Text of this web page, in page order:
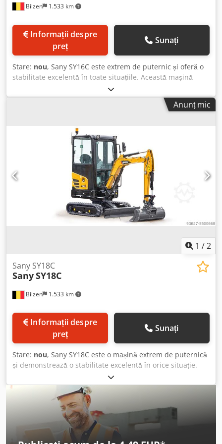
Bilzen 1.533 km
preț
Sunați
Stare: nou, Sany SY16C este extrem de puternic și oferă o
stabilitate excelentă în toate situațiile. Această mașină
îndeplinește toate așteptările utilizatorilor datorită unui
design robust și unei operări simple. - Motor silențios cu
vibrații reduse - Sistem hidraulic eficient, puternic și cu
și ecran color mare, cu rezoluție înaltă - Vizibilitate optimă
- Greutate redusă și dimensiuni compacte - Toate punctele
importante de întreținere sunt foarte ușor accesibile -
Garanție Sany de cinci ani Dwsdpfx Asgi Nqtep Dsa -
Certificat ROPS/FOPS pentru siguranța operațională
Anunț mic
1 /2
Bilzen 1.533 km
Sany SY18C
SanySY18C
preț
Sunați
Stare: nou, Sany SY18C este o mașină extrem de puternică
și demonstrează o stabilitate excelentă în orice situație.
Această utilaj îndeplinește toate așteptările utilizatorilor
săi datorită designului robust și operării simple. - Cabină -
Braț de săpare 1130mm - Linie hidraulică pentru ciocan
hidraulic, comandă proporțională - Lamă de buldozer cu
lățime reglabilă - Șasiu reglabil: 980 - 1350mm - 2 viteze,
2,2 - 3,8 km/h - Șenile din cauciuc de 230mm Dsdpfogi N D
Rsx Ap Djwa - 2x lumină LED pe cabină - 1x lumină LED pe